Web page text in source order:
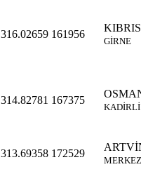
316.02659 161956
KIBRIS
GİRNE
314.82781 167375
KADİRLİ
313.69358 172529
MERKEZ